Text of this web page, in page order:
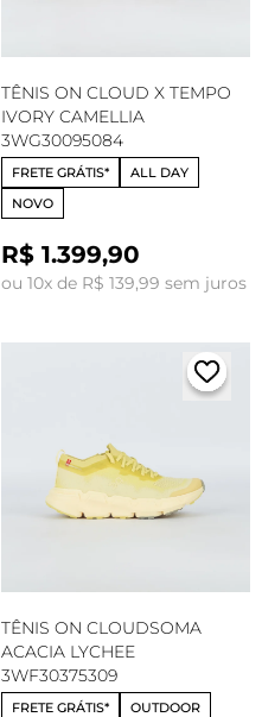
TÊNIS ON CLOUD X TEMPO
IVORY CAMELLIA
3WG30095084
FRETE GRÁTIS*
ALL DAY
NOVO
R$ 1.399,90
ou 10x de R$ 139,99 sem juros
TÊNIS ON CLOUDSOMA
ACACIA LYCHEE
3WF30375309
FRETE GRÁTIS*
OUTDOOR